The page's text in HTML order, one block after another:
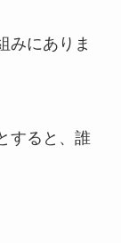
みにありま
すると、誰